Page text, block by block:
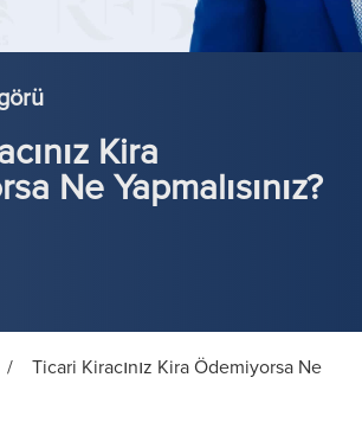
Kira
Ne Yapmalısınız?
/
Ticari Kiracınız Kira Ödemiyorsa Ne